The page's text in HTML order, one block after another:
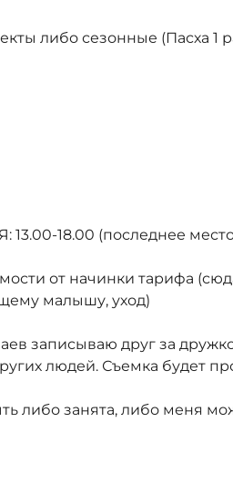
либо сезонные (Пасха 1
18.00 (последнее место
от начинки тарифа
малышу, уход)
записываю друг за
людей. Съемка будет
либо занята, либо меня